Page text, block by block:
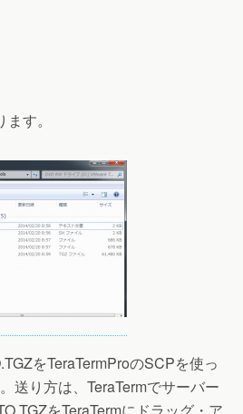
す。
をTeraTermProのSCPを使っ
送り方は、TeraTermでサーバー